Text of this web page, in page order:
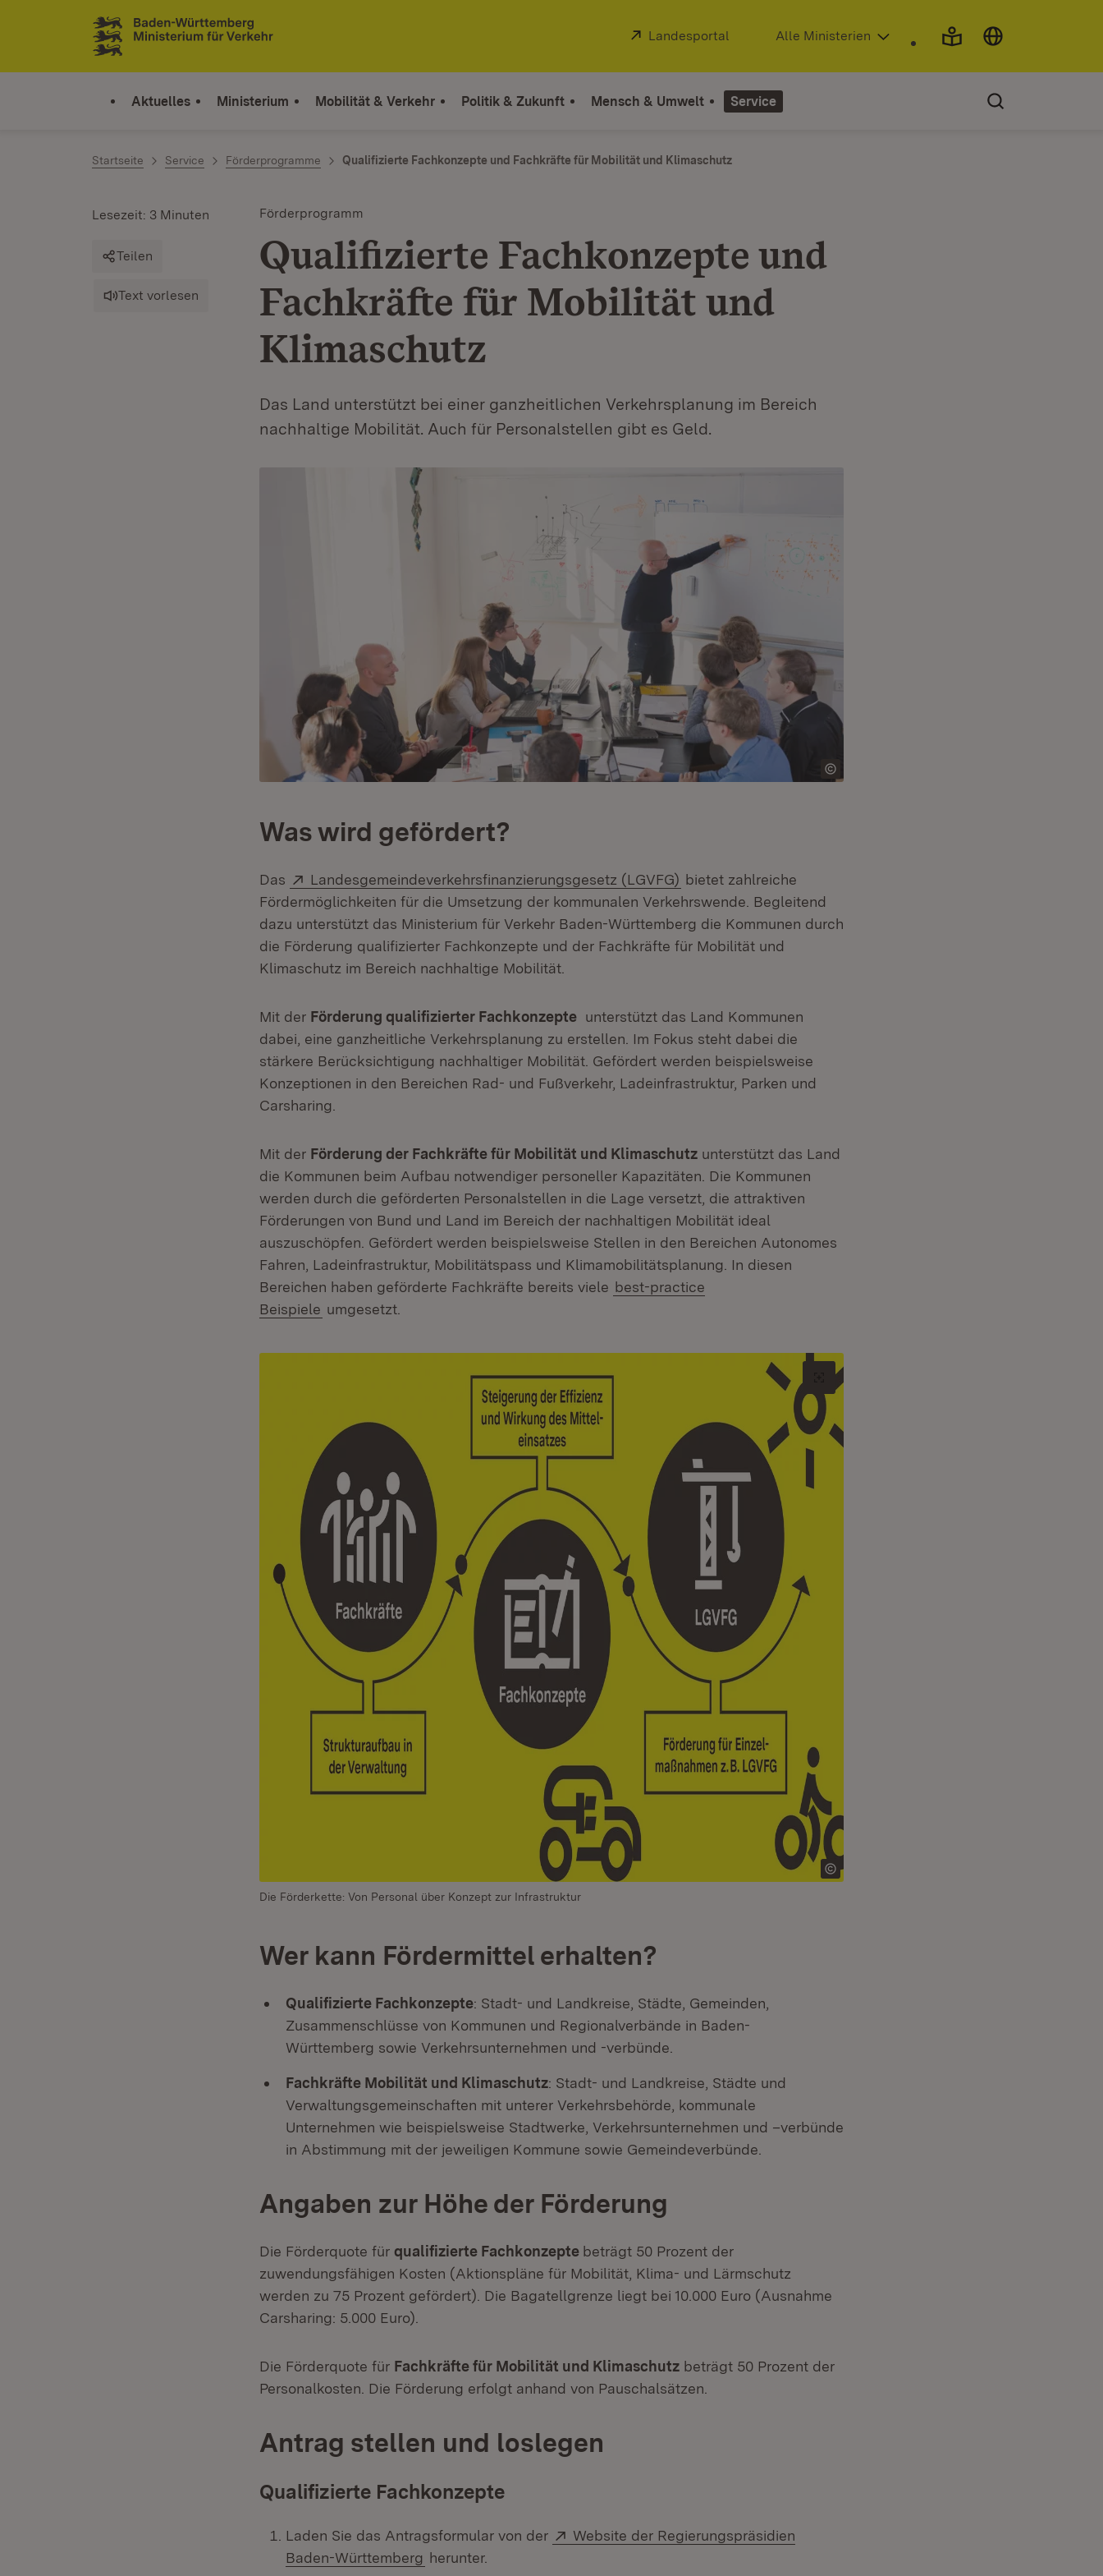
Zum Inhalt springen
Link zur Startseite
Extern:
Landesportal (Öffnet in neuem Fenster)
Alle Ministerien
Aktuelles Ministerium Mobilität & Verkehr Politik & Zukunft Mensch & Umwelt Service
Startseite Service Förderprogramme Qualifizierte Fachkonzepte und Fachkräfte für Mobilität und Klimaschutz
Förderprogramm
Qualifizierte Fachkonzepte und
Fachkräfte für Mobilität und
Klimaschutz
Das Land unterstützt bei einer ganzheitlichen Verkehrsplanung im Bereich
nachhaltige Mobilität. Auch für Personalstellen gibt es Geld.
Lesezeit: 3 Minuten
Teilen
Text vorlesen
Was wird gefördert?
Das Extern:
Landesgemeindeverkehrsfinanzierungsgesetz (LGVFG) (Öffnet in neuem Fenster)
bietet zahlreiche
Fördermöglichkeiten für die Umsetzung der kommunalen Verkehrswende. Begleitend
dazu unterstützt das Ministerium für Verkehr Baden-Württemberg die Kommunen durch
die Förderung qualifizierter Fachkonzepte und der Fachkräfte für Mobilität und
Klimaschutz im Bereich nachhaltige Mobilität.
Mit der Förderung qualifizierter Fachkonzepte unterstützt das Land Kommunen
dabei, eine ganzheitliche Verkehrsplanung zu erstellen. Im Fokus steht dabei die
stärkere Berücksichtigung nachhaltiger Mobilität. Gefördert werden beispielsweise
Konzeptionen in den Bereichen Rad- und Fußverkehr, Ladeinfrastruktur, Parken und
Carsharing.
Mit der Förderung der Fachkräfte für Mobilität und Klimaschutz unterstützt das Land
die Kommunen beim Aufbau notwendiger personeller Kapazitäten. Die Kommunen
werden durch die geförderten Personalstellen in die Lage versetzt, die attraktiven
Förderungen von Bund und Land im Bereich der nachhaltigen Mobilität ideal
auszuschöpfen. Gefördert werden beispielsweise Stellen in den Bereichen Autonomes
Fahren, Ladeinfrastruktur, Mobilitätspass und Klimamobilitätsplanung. In diesen
Bereichen haben geförderte Fachkräfte bereits viele best-practice
Beispiele umgesetzt.
Original-Bild in neuem Tab öffnen
Die Förderkette: Von Personal über Konzept zur Infrastruktur
Wer kann Fördermittel erhalten?
Qualifizierte Fachkonzepte: Stadt- und Landkreise, Städte, Gemeinden,
Zusammenschlüsse von Kommunen und Regionalverbände in Baden-
Württemberg sowie Verkehrsunternehmen und -verbünde.
Fachkräfte Mobilität und Klimaschutz: Stadt- und Landkreise, Städte und
Verwaltungsgemeinschaften mit unterer Verkehrsbehörde, kommunale
Unternehmen wie beispielsweise Stadtwerke, Verkehrsunternehmen und –verbünde
in Abstimmung mit der jeweiligen Kommune sowie Gemeindeverbünde.
Angaben zur Höhe der Förderung
Die Förderquote für qualifizierte Fachkonzepte beträgt 50 Prozent der
zuwendungsfähigen Kosten (Aktionspläne für Mobilität, Klima- und Lärmschutz
werden zu 75 Prozent gefördert). Die Bagatellgrenze liegt bei 10.000 Euro (Ausnahme
Carsharing: 5.000 Euro).
Die Förderquote für Fachkräfte für Mobilität und Klimaschutz beträgt 50 Prozent der
Personalkosten. Die Förderung erfolgt anhand von Pauschalsätzen.
Antrag stellen und loslegen
Qualifizierte Fachkonzepte
Laden Sie das Antragsformular von der Extern:
Website der Regierungspräsidien
Baden-Württemberg (Öffnet in neuem Fenster)
herunter.